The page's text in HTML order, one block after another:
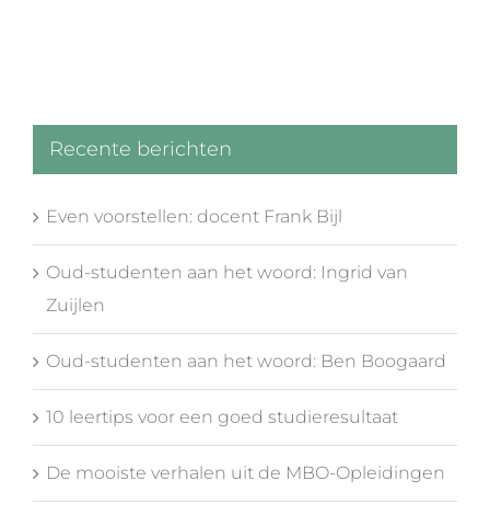
Recente berichten
Even voorstellen: docent Frank Bijl
Oud-studenten aan het woord: Ingrid van
Zuijlen
Oud-studenten aan het woord: Ben Boogaard
10 leertips voor een goed studieresultaat
De mooiste verhalen uit de MBO-Opleidingen